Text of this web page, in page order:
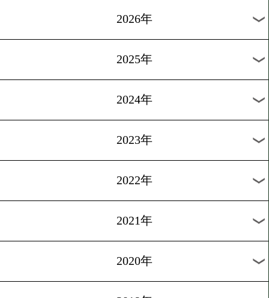
過去のニュース
2026年
2025年
2023年